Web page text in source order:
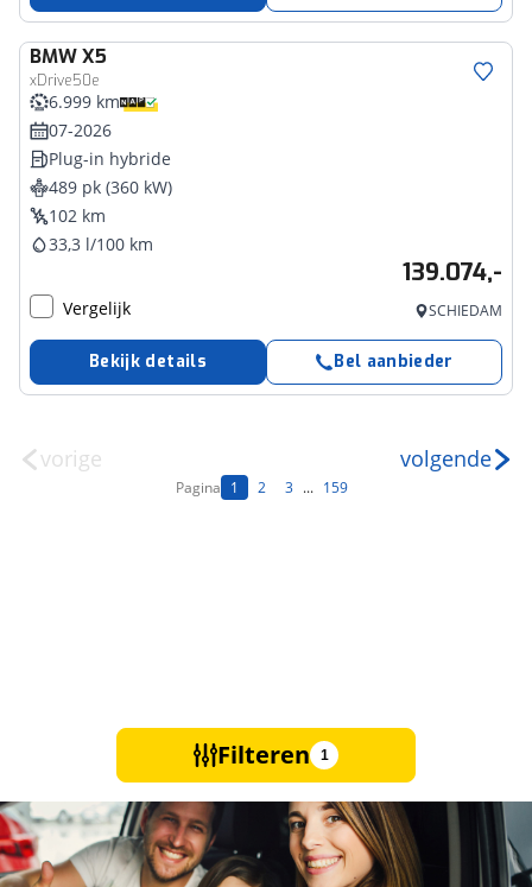
BMWX5
xDrive50e
6.999 km
07-2026
Plug-in hybride
489 pk (360 kW)
102 km
33,3 l/100 km
139.074,-
Vergelijk SCHIEDAM
Bekijk details Bel aanbieder
vorige
Pagina 1 2 3 ... 159
volgende
Filteren 1